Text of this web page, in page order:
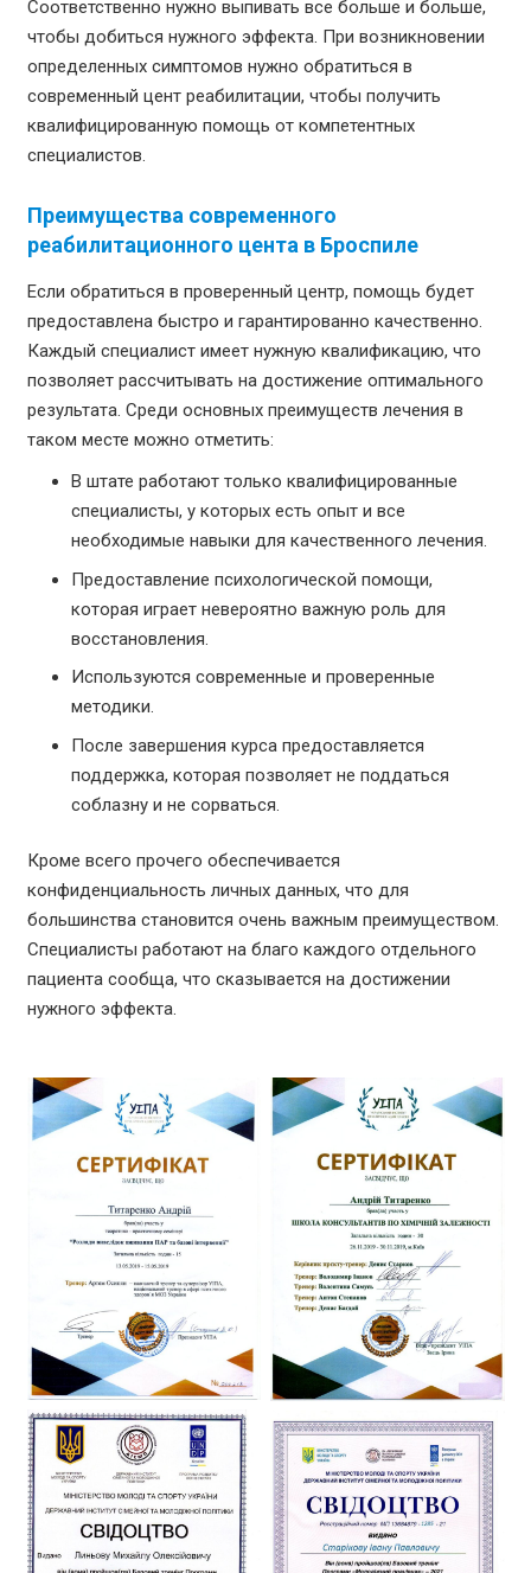
Соответственно нужно выпивать все больше и больше,
чтобы добиться нужного эффекта. При возникновении
определенных симптомов нужно обратиться в
современный цент реабилитации, чтобы получить
квалифицированную помощь от компетентных
специалистов.
Преимущества современного
реабилитационного цента в Броспиле
Если обратиться в проверенный центр, помощь будет
предоставлена быстро и гарантированно качественно.
Каждый специалист имеет нужную квалификацию, что
позволяет рассчитывать на достижение оптимального
результата. Среди основных преимуществ лечения в
таком месте можно отметить:
В штате работают только квалифицированные
специалисты, у которых есть опыт и все
необходимые навыки для качественного лечения.
Предоставление психологической помощи,
которая играет невероятно важную роль для
восстановления.
Используются современные и проверенные
методики.
После завершения курса предоставляется
поддержка, которая позволяет не поддаться
соблазну и не сорваться.
Кроме всего прочего обеспечивается
конфиденциальность личных данных, что для
большинства становится очень важным преимуществом.
Специалисты работают на благо каждого отдельного
пациента сообща, что сказывается на достижении
нужного эффекта.